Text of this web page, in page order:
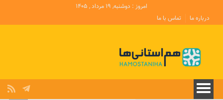
امروز : دوشنبه, ۱۹ مرداد , ۱۴۰۵
درباره ما
تماس با ما